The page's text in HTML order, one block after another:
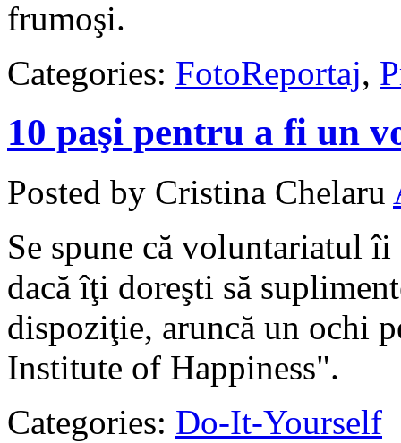
frumoşi.
Categories: FotoReportaj,
10 paşi pentru a fi un
Posted by Cristina Chelaru
Se spune că voluntariatul
dacă îţi doreşti să
dispoziţie, aruncă un ochi
Institute of Happiness".
Categories: Do-It-Yourself